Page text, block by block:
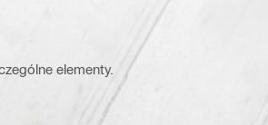
elementy.